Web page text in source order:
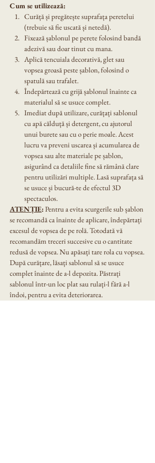
Cum se utilizează:
Curăță și pregătește suprafața peretelui
(trebuie să fie uscată și netedă).
Fixează șablonul pe perete folosind bandă
adezivă sau doar tinut cu mana.
Aplică tencuiala decorativă, glet sau
vopsea groasă peste șablon, folosind o
spatulă sau trafalet.
Îndepărtează cu grijă șablonul înainte ca
materialul să se usuce complet.
Imediat după utilizare, curățați sablonul
cu apă călduță și detergent, cu ajutorul
unui burete sau cu o perie moale. Acest
lucru va preveni uscarea și acumularea de
vopsea sau alte materiale pe șablon,
asigurând ca detaliile fine să rămână clare
pentru utilizări multiple. Lasă suprafața să
se usuce și bucură-te de efectul 3D
spectaculos.
ATENȚIE: Pentru a evita scurgerile sub șablon
se recomandă ca înainte de aplicare, îndepărtați
excesul de vopsea de pe rolă. Totodată vă
recomandăm treceri succesive cu o cantitate
redusă de vopsea. Nu apăsați tare rola cu vopsea.
După curățare, lăsați sablonul să se usuce
complet înainte de a-l depozita. Păstrați
sablonul într-un loc plat sau rulați-l fără a-l
îndoi, pentru a evita deteriorarea.